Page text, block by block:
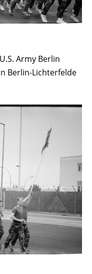
Army Berlin
Berlin-Lichterfelde